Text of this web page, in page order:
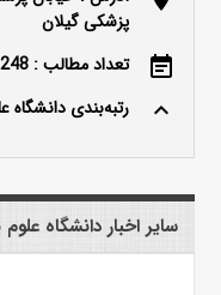
پزشکی گیلان
event_note تعداد مطالب : 1248
keyboard_arrow_up رتبه‌بندی دانشگاه
سایر اخبار دانشگاه